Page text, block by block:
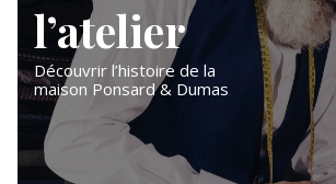
l’atelier
Découvrir l’histoire de la
maison Ponsard & Dumas